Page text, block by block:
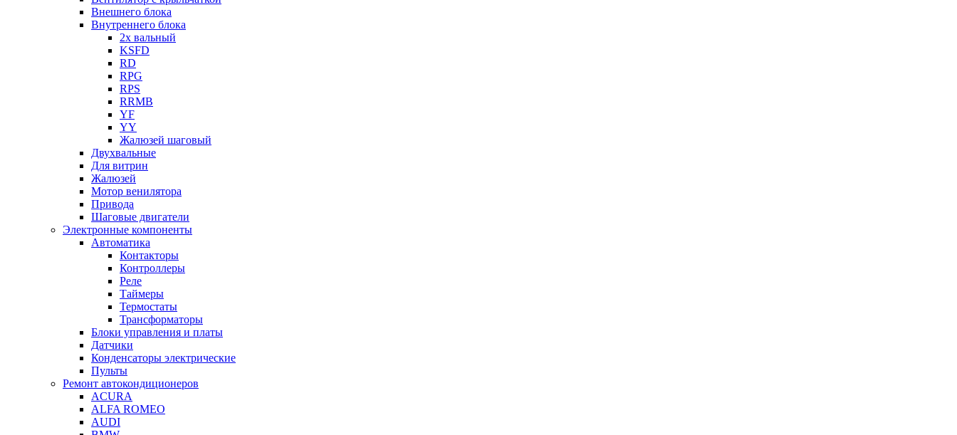
Внешнего блока
Внутреннего блока
2х вальный
KSFD
RD
RPG
RPS
RRMB
YF
YY
Жалюзей шаговый
Двухвальные
Для витрин
Жалюзей
Мотор венилятора
Привода
Шаговые двигатели
Электронные компоненты
Автоматика
Контакторы
Контроллеры
Реле
Таймеры
Термостаты
Трансформаторы
Блоки управления и платы
Датчики
Конденсаторы электрические
Пульты
Ремонт автокондиционеров
ACURA
ALFA ROMEO
AUDI